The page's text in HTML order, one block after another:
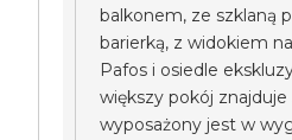
balkonem, ze szklaną
barierką, z widokiem
Pafos i osiedle
większy pokój znajduje
wyposażony jest w